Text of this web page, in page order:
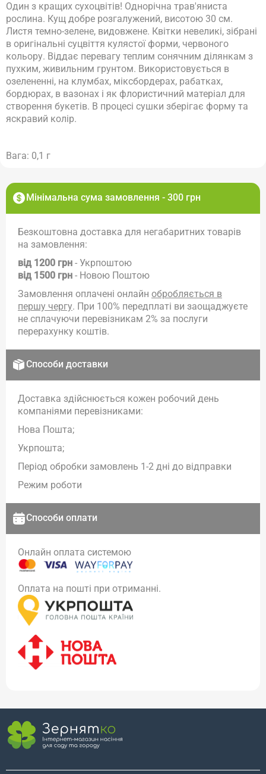
Мінімальна сума замовлення - 300 грн
Безкоштовна доставка для негабаритних товарів
на замовлення:
від 1200 грн - Укрпоштою
від 1500 грн - Новою Поштою
Замовлення оплачені онлайн обробляється в
першу чергу. При 100% передплаті ви заощаджуєте
не сплачуючи перевізникам 2% за послуги
перерахунку коштів.
Способи доставки
Доставка здійснюється кожен робочий день
компаніями перевізниками:
Нова Пошта;
Укрпошта;
Період обробки замовлень 1-2 дні до відправки
Режим роботи
Способи оплати
Онлайн оплата системою
Оплата на пошті при отриманні.
Один з кращих сухоцвітів! Однорічна трав'яниста
рослина. Кущ добре розгалужений, висотою 30 см.
Листя темно-зелене, видовжене. Квітки невеликі, зібрані
в оригінальні суцвіття кулястої форми, червоного
кольору. Віддає перевагу теплим сонячним ділянкам з
пухким, живильним грунтом. Використовується в
озелененні, на клумбах, міксбордерах, рабатках,
бордюрах, в вазонах і як флористичний матеріал для
створення букетів. В процесі сушки зберігає форму та
яскравий колір.
Вага: 0,1 г